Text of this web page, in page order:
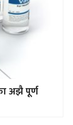
अझै पूर्ण